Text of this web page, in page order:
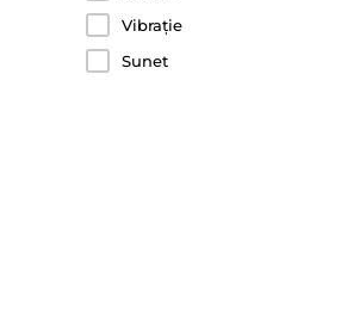
Vibrație
Sunet